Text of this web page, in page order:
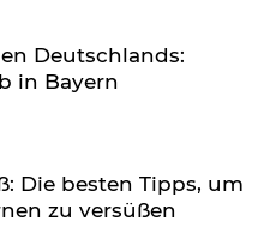
Deutschlands:
in Bayern
Die besten Tipps, um
zu versüßen